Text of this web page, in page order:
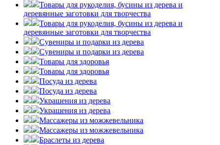
Товары для рукоделия, бусины из дерева и
деревянные заготовки для творчества
Товары для рукоделия, бусины из дерева и
деревянные заготовки для творчества
Сувениры и подарки из дерева
Сувениры и подарки из дерева
Товары для здоровья
Товары для здоровья
Посуда из дерева
Посуда из дерева
Украшения из дерева
Украшения из дерева
Массажеры из можжевельника
Массажеры из можжевельника
Браслеты из дерева